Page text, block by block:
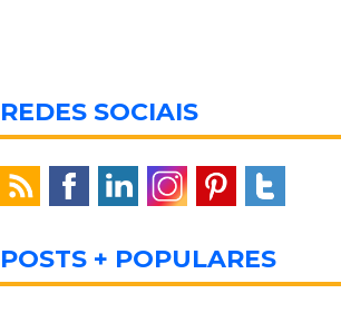
REDES SOCIAIS
POSTS + POPULARES